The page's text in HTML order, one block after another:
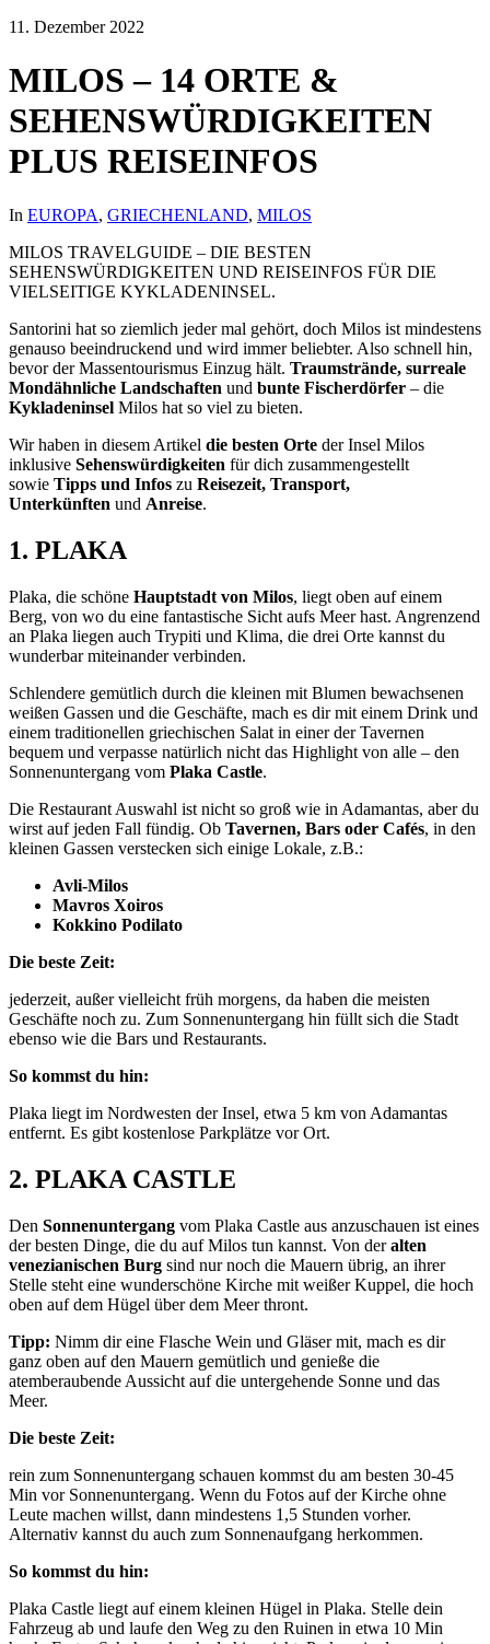
11. Dezember 2022
MILOS – 14 ORTE &
SEHENSWÜRDIGKEITEN
PLUS REISEINFOS
In EUROPA, GRIECHENLAND, MILOS
MILOS TRAVELGUIDE – DIE BESTEN
SEHENSWÜRDIGKEITEN UND REISEINFOS FÜR DIE
VIELSEITIGE KYKLADENINSEL.
Santorini hat so ziemlich jeder mal gehört, doch Milos ist mindestens
genauso beeindruckend und wird immer beliebter. Also schnell hin,
bevor der Massentourismus Einzug hält. Traumstrände, surreale
Mondähnliche Landschaften und bunte Fischerdörfer – die
Kykladeninsel Milos hat so viel zu bieten.
Wir haben in diesem Artikel die besten Orte der Insel Milos
inklusive Sehenswürdigkeiten für dich zusammengestellt
sowie Tipps und Infos zu Reisezeit, Transport,
Unterkünften und Anreise.
1. PLAKA
Plaka, die schöne Hauptstadt von Milos, liegt oben auf einem
Berg, von wo du eine fantastische Sicht aufs Meer hast. Angrenzend
an Plaka liegen auch Trypiti und Klima, die drei Orte kannst du
wunderbar miteinander verbinden.
Schlendere gemütlich durch die kleinen mit Blumen bewachsenen
weißen Gassen und die Geschäfte, mach es dir mit einem Drink und
einem traditionellen griechischen Salat in einer der Tavernen
bequem und verpasse natürlich nicht das Highlight von alle – den
Sonnenuntergang vom Plaka Castle.
Die Restaurant Auswahl ist nicht so groß wie in Adamantas, aber du
wirst auf jeden Fall fündig. Ob Tavernen, Bars oder Cafés, in den
kleinen Gassen verstecken sich einige Lokale, z.B.:
Avli-Milos
Mavros Xoiros
Kokkino Podilato
Die beste Zeit:
jederzeit, außer vielleicht früh morgens, da haben die meisten
Geschäfte noch zu. Zum Sonnenuntergang hin füllt sich die Stadt
ebenso wie die Bars und Restaurants.
So kommst du hin:
Plaka liegt im Nordwesten der Insel, etwa 5 km von Adamantas
entfernt. Es gibt kostenlose Parkplätze vor Ort.
2. PLAKA CASTLE
Den Sonnenuntergang vom Plaka Castle aus anzuschauen ist eines
der besten Dinge, die du auf Milos tun kannst. Von deralten
venezianischen Burg sind nur noch die Mauern übrig, an ihrer
Stelle steht eine wunderschöne Kirche mit weißer Kuppel, die hoch
oben auf dem Hügel über dem Meer thront.
Tipp: Nimm dir eine Flasche Wein und Gläser mit, mach es dir
ganz oben auf den Mauern gemütlich und genieße die
atemberaubende Aussicht auf die untergehende Sonne und das
Meer.
Die beste Zeit:
rein zum Sonnenuntergang schauen kommst du am besten 30-45
Min vor Sonnenuntergang. Wenn du Fotos auf der Kirche ohne
Leute machen willst, dann mindestens 1,5 Stunden vorher.
Alternativ kannst du auch zum Sonnenaufgang herkommen.
So kommst du hin:
Plaka Castle liegt auf einem kleinen Hügel in Plaka. Stelle dein
Fahrzeug ab und laufe den Weg zu den Ruinen in etwa 10 Min